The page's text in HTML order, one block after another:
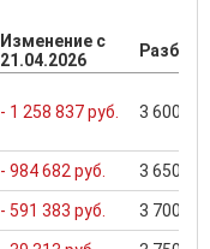
Изменение с
21.04.2026
- 1 258 837 руб. 3 600
- 984 682 руб. 3 650
- 591 383 руб. 3 700